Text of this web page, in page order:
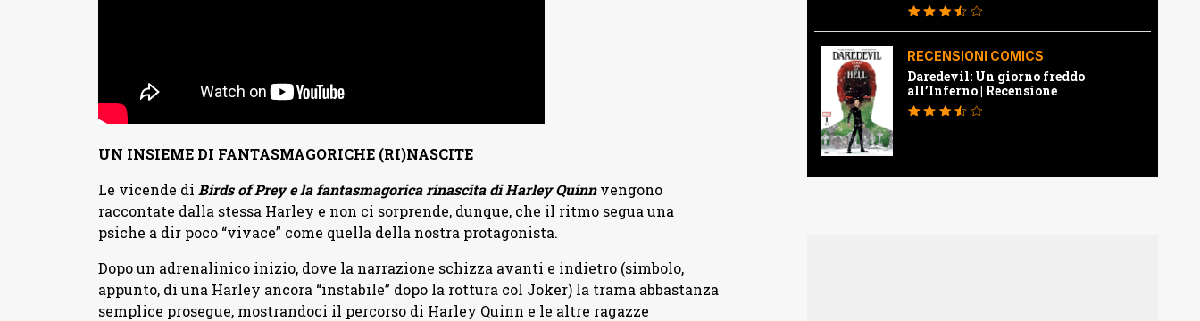
UN INSIEME DI FANTASMAGORICHE (RI)NASCITE
Le vicende di Birds of Prey e la fantasmagorica rinascita di Harley Quinnvengono
raccontate dalla stessa Harley e non ci sorprende, dunque, che il ritmo segua una
psiche a dir poco “vivace” come quella della nostra protagonista.
Dopo un adrenalinico inizio, dove la narrazione schizza avanti e indietro (simbolo,
appunto, di una Harley ancora “instabile” dopo la rottura col Joker) la trama abbastanza
semplice prosegue, mostrandoci il percorso di Harley Quinn e le altre ragazze
RECENSIONI COMICS
Daredevil: Un giorno freddo
all’Inferno | Recensione